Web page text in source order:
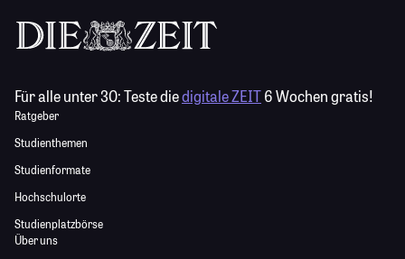
Für alle unter 30:Teste diedigitale ZEIT6 Wochen gratis!
Ratgeber
Studienthemen
Studienformate
Hochschulorte
Studienplatzbörse
Über uns